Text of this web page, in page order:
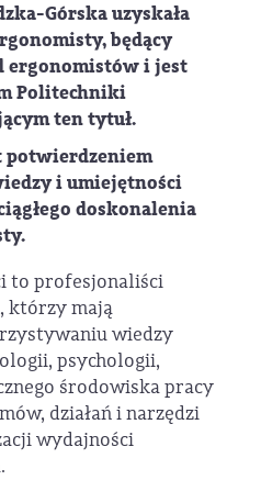
Górska uzyskała
będący
ergonomistów i jest
Politechniki
ten tytuł.
potwierdzeniem
i umiejętności
doskonalenia
to profesjonaliści
którzy mają
wiedzy
psychologii,
środowiska pracy
działań i narzędzi
wydajności